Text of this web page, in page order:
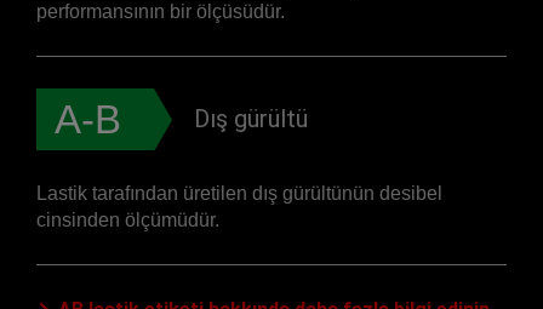
performansının bir ölçüsüdür.
A-B Dış gürültü
Lastik tarafından üretilen dış gürültünün desibel
cinsinden ölçümüdür.